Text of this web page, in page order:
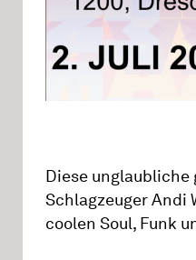
Diese unglaubliche
Schlagzeuger Andi
coolen Soul, Funk